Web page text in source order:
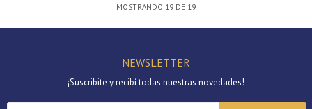
MOSTRANDO 19 DE 19
NEWSLETTER
¡Suscribite y recibí todas nuestras novedades!